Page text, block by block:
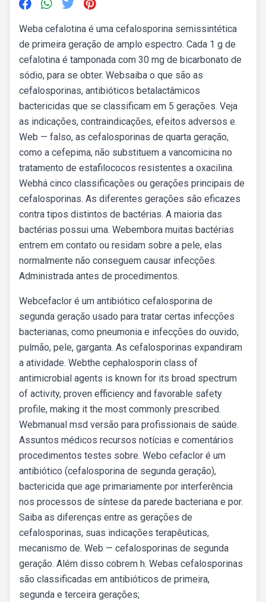
Weba cefalotina é uma cefalosporina semissintética
de primeira geração de amplo espectro. Cada 1 g de
cefalotina é tamponada com 30 mg de bicarbonato de
sódio, para se obter. Websaiba o que são as
cefalosporinas, antibióticos betalactâmicos
bactericidas que se classificam em 5 gerações. Veja
as indicações, contraindicações, efeitos adversos e.
Web — falso, as cefalosporinas de quarta geração,
como a cefepima, não substituem a vancomicina no
tratamento de estafilococos resistentes a oxacilina.
Webhá cinco classificações ou gerações principais de
cefalosporinas. As diferentes gerações são eficazes
contra tipos distintos de bactérias. A maioria das
bactérias possui uma. Webembora muitas bactérias
entrem em contato ou residam sobre a pele, elas
normalmente não conseguem causar infecções.
Administrada antes de procedimentos.
Webcefaclor é um antibiótico cefalosporina de
segunda geração usado para tratar certas infecções
bacterianas, como pneumonia e infecções do ouvido,
pulmão, pele, garganta. As cefalosporinas expandiram
a atividade. Webthe cephalosporin class of
antimicrobial agents is known for its broad spectrum
of activity, proven efficiency and favorable safety
profile, making it the most commonly prescribed.
Webmanual msd versão para profissionais de saúde.
Assuntos médicos recursos notícias e comentários
procedimentos testes sobre. Webo cefaclor é um
antibiótico (cefalosporina de segunda geração),
bactericida que age primariamente por interferência
nos processos de síntese da parede bacteriana e por.
Saiba as diferenças entre as gerações de
cefalosporinas, suas indicações terapêuticas,
mecanismo de. Web — cefalosporinas de segunda
geração. Além disso cobrem h. Webas cefalosporinas
são classificadas em antibióticos de primeira,
segunda e terceira gerações;